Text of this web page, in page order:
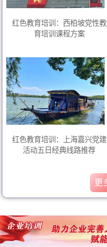
红色教育培训：西柏坡党性教
育培训课程方案
红色教育培训：上海嘉兴党建
活动五日经典线路推荐
更